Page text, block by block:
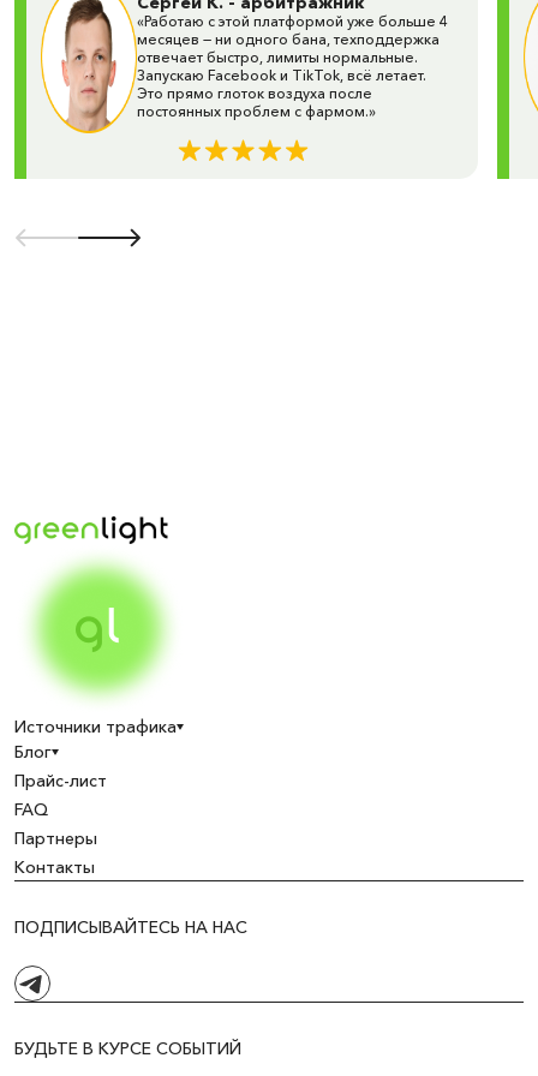
техподдержкой.
Green Light — это больше, чем поставщик рекламных
кабинетов. Это команда экспертов, которая поможет
выбрать оптимальное решение для арбитража, e-
commerce и медийных кампаний.
Повысьте эффективность своей рекламы уже сегодня
— выбирайте Green Light и начинайте зарабатывать на
«Работаю с этой платформой уже больше 4
месяцев — ни одного бана, техподдержка
отвечает быстро, лимиты нормальные.
Запускаю Facebook и TikTok, всё летает.
Это прямо глоток воздуха после
постоянных проблем с фармом.»
Источники трафика
Блог
Прайс-лист
FAQ
Партнеры
Контакты
ПОДПИСЫВАЙТЕСЬ НА НАС
БУДЬТЕ В КУРСЕ СОБЫТИЙ